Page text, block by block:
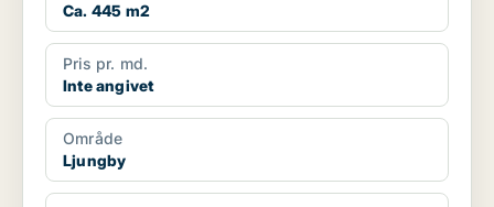
Ca. 445 m2
Pris pr. md.
Inte angivet
Område
Ljungby